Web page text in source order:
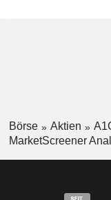
Börse Aktien
MarketScreener